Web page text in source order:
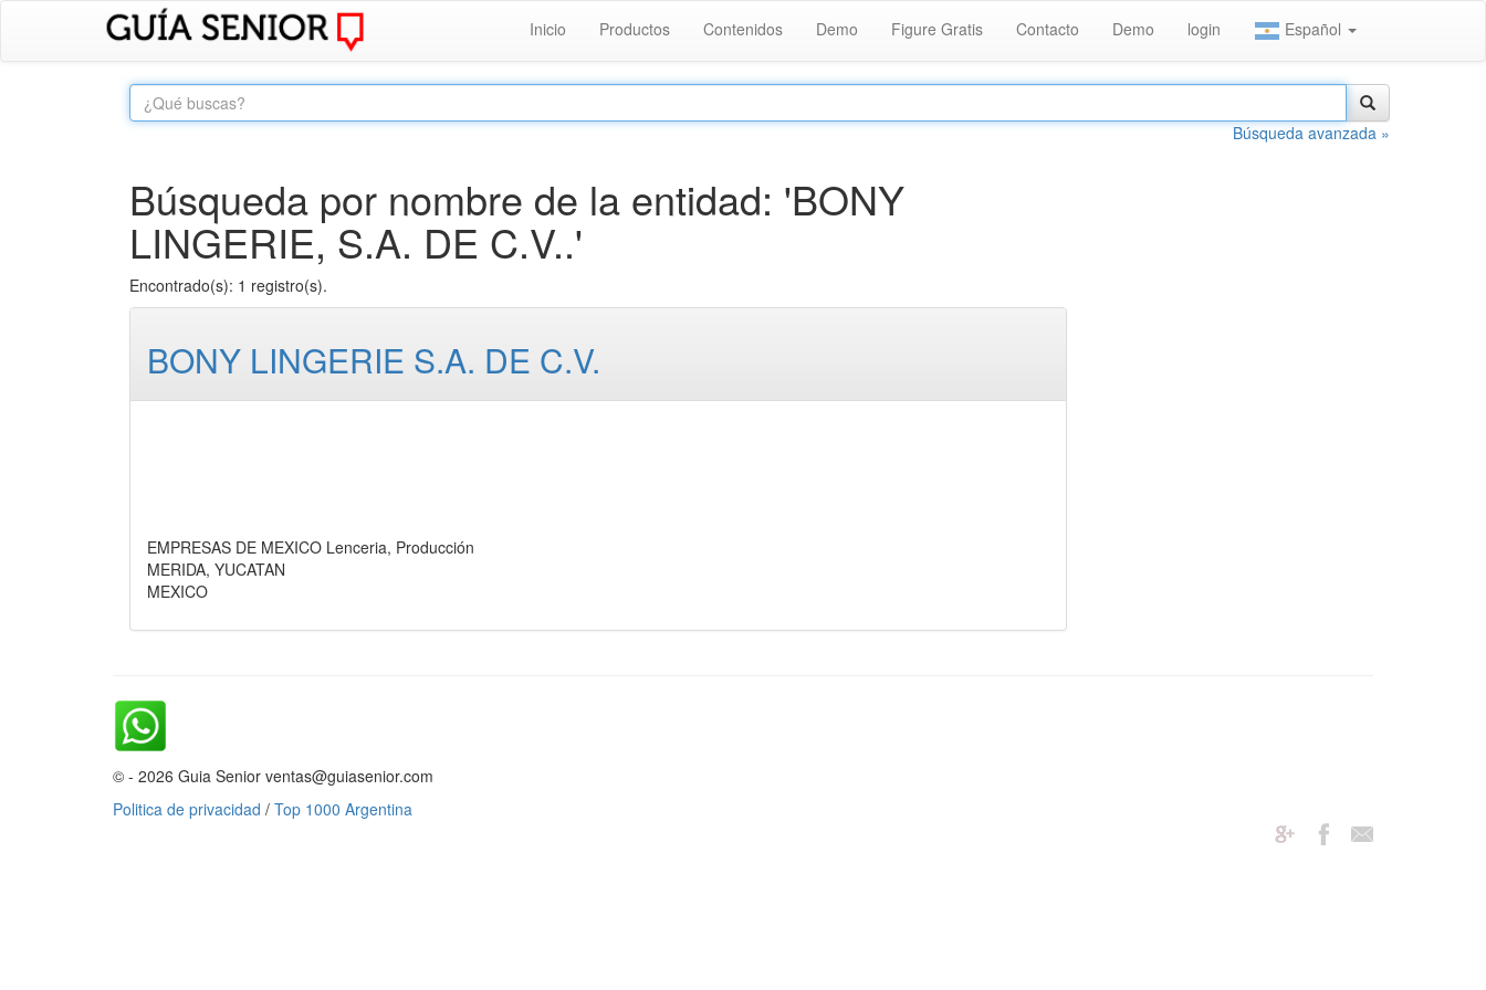
Inicio Productos Contenidos Demo Figure Gratis Contacto Demo login Español
Búsqueda avanzada »
Búsqueda por nombre de la entidad: 'BONY
LINGERIE, S.A. DE C.V..'
Encontrado(s): 1 registro(s).
BONY LINGERIE S.A. DE C.V.
EMPRESAS DE MEXICO Lenceria, Producción
MERIDA, YUCATAN
MEXICO
© - 2026 Guia Senior ventas@guiasenior.com
Politica de privacidad / Top 1000 Argentina